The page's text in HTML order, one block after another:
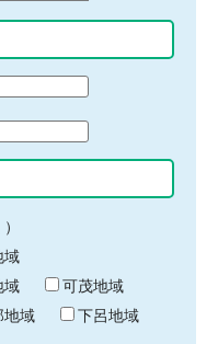
域
域
可茂地域
地域
下呂地域